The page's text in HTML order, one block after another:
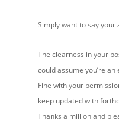
Simply want to say
The clearness in your
could assume you’re
Fine with your
keep updated with
Thanks a million and